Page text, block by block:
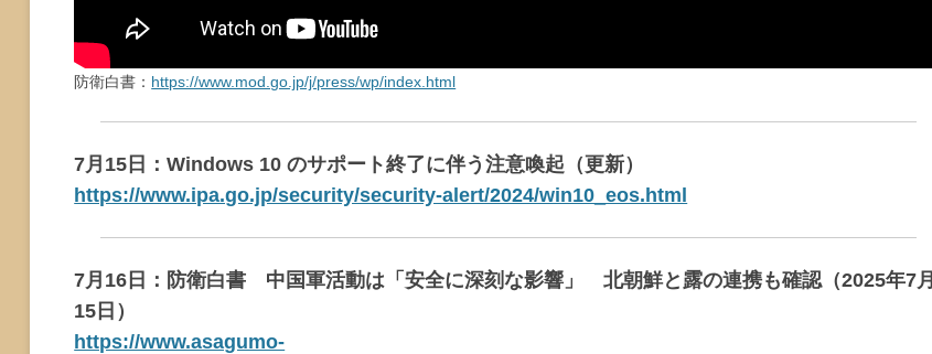
防衛白書： https://www.mod.go.jp/j/press/wp/index.html
7月15日：Windows 10 のサポート終了に伴う注意喚起（更新）
https://www.ipa.go.jp/security/security-alert/2024/win10_eos.html
7月16日：防衛白書 中国軍活動は「安全に深刻な影響」 北朝鮮と露の連携も確認（2025年7月
15日）
https://www.asagumo-